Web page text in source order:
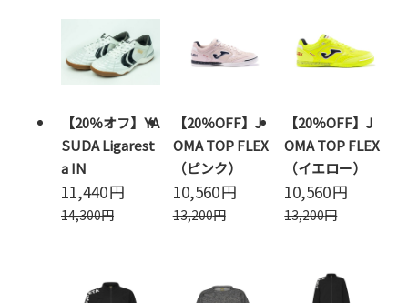
【20％オフ】YA
SUDA Ligarest
a IN
11,440円
14,300円
【20％OFF】J
OMA TOP FLEX
（ピンク）
10,560円
13,200円
【20％OFF】J
OMA TOP FLEX
（イエロー）
10,560円
13,200円